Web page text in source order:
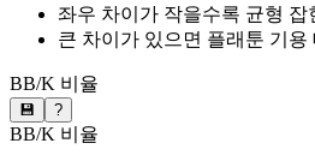
좌우 차이가 작을수록 균형 잡
큰 차이가 있으면 플래툰 기용
BB/K 비율
💾 ?
BB/K 비율